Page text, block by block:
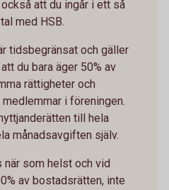
att du ingår i ett så
med HSB.
tidsbegränsat och gäller
du bara äger 50% av
rättigheter och
i föreningen.
till hela
månadsavgiften själv.
när som helst och vid
av bostadsrätten, inte